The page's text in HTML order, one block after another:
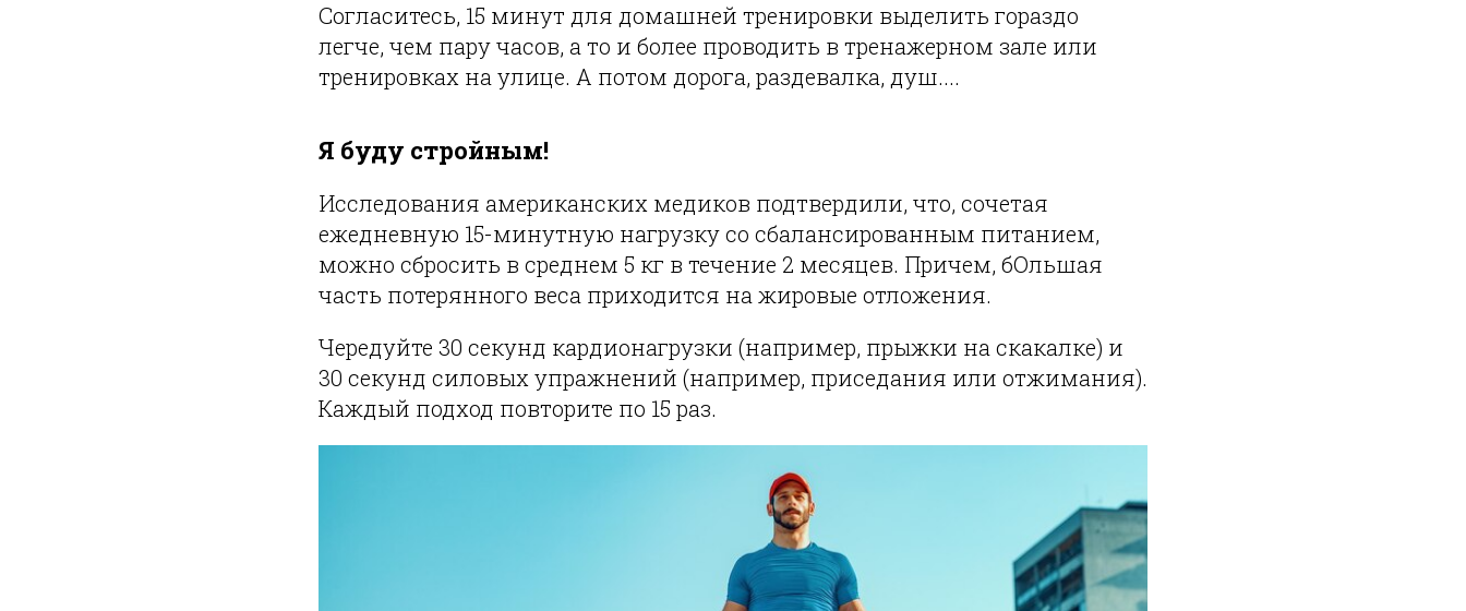
Согласитесь, 15 минут для домашней тренировки выделить гораздо
легче, чем пару часов, а то и более проводить в тренажерном зале или
тренировках на улице. А потом дорога, раздевалка, душ....
Я буду стройным!
Исследования американских медиков подтвердили, что, сочетая
ежедневную 15-минутную нагрузку со сбалансированным питанием,
можно сбросить в среднем 5 кг в течение 2 месяцев. Причем, бОльшая
часть потерянного веса приходится на жировые отложения.
Чередуйте 30 секунд кардионагрузки (например, прыжки на скакалке) и
30 секунд силовых упражнений (например, приседания или отжимания).
Каждый подход повторите по 15 раз.